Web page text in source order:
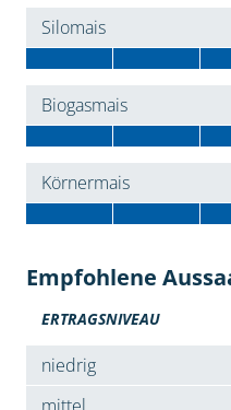
Silomais
Biogasmais
Körnermais
Empfohlene
ERTRAGSNIVEAU
niedrig